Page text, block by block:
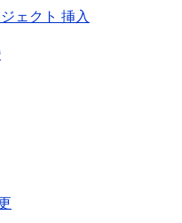
ェクト 挿入